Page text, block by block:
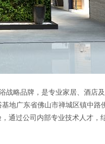
略品牌，是专业家居、酒店
地广东省佛山市禅城区镇中路
通过公司内部专业技术人才，